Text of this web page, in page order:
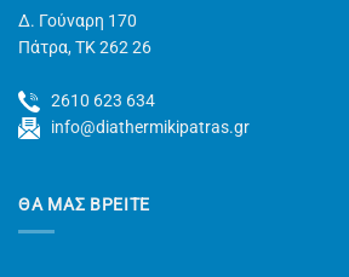
Δ. Γούναρη 170
Πάτρα, TK 262 26
2610 623 634
info@diathermikipatras.gr
ΘΑ ΜΑΣ ΒΡΕΙΤΕ